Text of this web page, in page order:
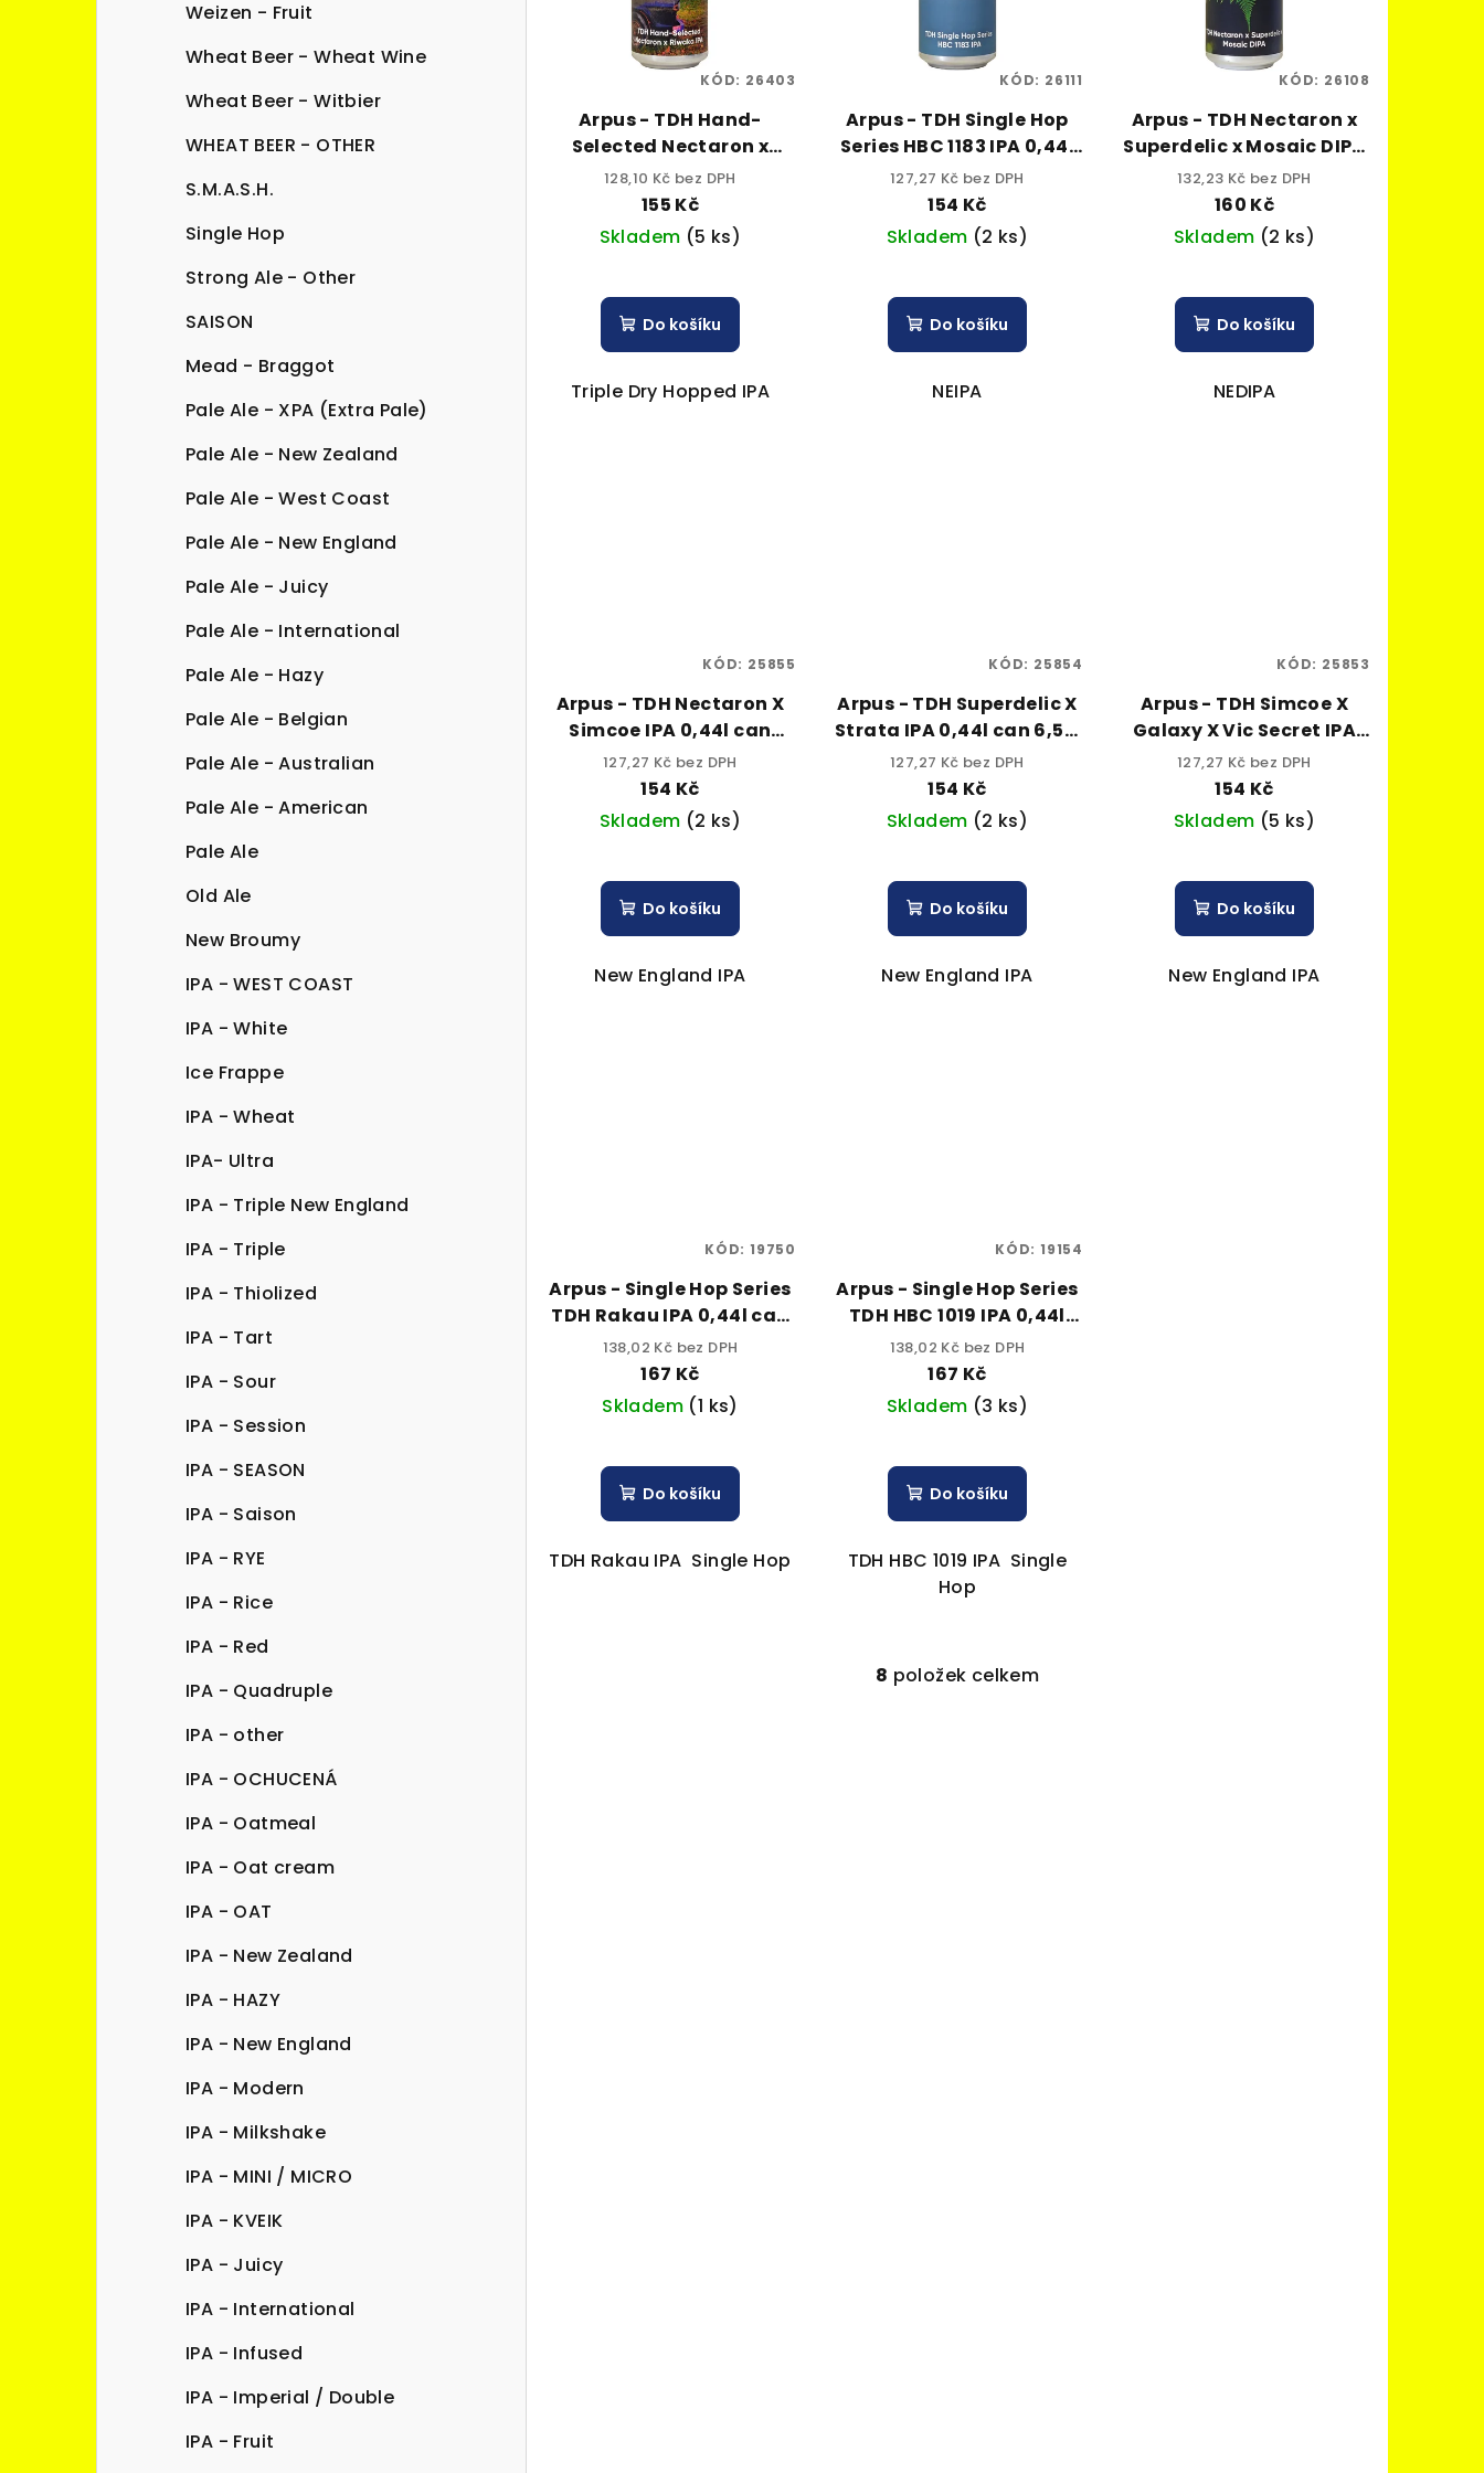
Weizen - Fruit
Wheat Beer - Wheat Wine
Wheat Beer - Witbier
WHEAT BEER - OTHER
S.M.A.S.H.
Single Hop
Strong Ale - Other
SAISON
Mead - Braggot
Pale Ale - XPA (Extra Pale)
Pale Ale - New Zealand
Pale Ale - West Coast
Pale Ale - New England
Pale Ale - Juicy
Pale Ale - International
Pale Ale - Hazy
Pale Ale - Belgian
Pale Ale - Australian
Pale Ale - American
Pale Ale
Old Ale
New Broumy
IPA - WEST COAST
IPA - White
Ice Frappe
IPA - Wheat
IPA- Ultra
IPA - Triple New England
IPA - Triple
IPA - Thiolized
IPA - Tart
IPA - Sour
IPA - Session
IPA - SEASON
IPA - Saison
IPA - RYE
IPA - Rice
IPA - Red
IPA - Quadruple
IPA - other
IPA - OCHUCENÁ
IPA - Oatmeal
IPA - Oat cream
IPA - OAT
IPA - New Zealand
IPA - HAZY
IPA - New England
IPA - Modern
IPA - Milkshake
IPA - MINI / MICRO
IPA - KVEIK
IPA - Juicy
IPA - International
IPA - Infused
IPA - Imperial / Double
IPA - Fruit
Arpus - TDH Hand-
Selected Nectaron x
Riwaka IPA 0,44l can 7,5%
alk.
128,10 Kč bez DPH
155 Kč
Skladem (5 ks)
Do košíku
Triple Dry Hopped IPA
KÓD: 26403
Arpus - TDH Single Hop
Series HBC 1183 IPA 0,44l
can 6,5% alk.
127,27 Kč bez DPH
154 Kč
Skladem (2 ks)
Do košíku
NEIPA
KÓD: 26111
Arpus - TDH Nectaron x
Superdelic x Mosaic DIPA
0,44l can 8% alk.
132,23 Kč bez DPH
160 Kč
Skladem (2 ks)
Do košíku
NEDIPA
KÓD: 26108
Arpus - TDH Nectaron X
Simcoe IPA 0,44l can
6,8% alk.
127,27 Kč bez DPH
154 Kč
Skladem (2 ks)
Do košíku
New England IPA
KÓD: 25855
Arpus - TDH Superdelic X
Strata IPA 0,44l can 6,5%
alk.
127,27 Kč bez DPH
154 Kč
Skladem (2 ks)
Do košíku
New England IPA
KÓD: 25854
Arpus - TDH Simcoe X
Galaxy X Vic Secret IPA
0,44l can 7,2% alk.
127,27 Kč bez DPH
154 Kč
Skladem (5 ks)
Do košíku
New England IPA
KÓD: 25853
Arpus - Single Hop Series
TDH Rakau IPA 0,44l can
6,5% alk.
138,02 Kč bez DPH
167 Kč
Skladem (1 ks)
Do košíku
TDH Rakau IPA Single Hop
KÓD: 19750
Arpus - Single Hop Series
TDH HBC 1019 IPA 0,44l
can 6,5% alk.
138,02 Kč bez DPH
167 Kč
Skladem (3 ks)
Do košíku
TDH HBC 1019 IPA Single
Hop
KÓD: 19154
O
8 položek celkem